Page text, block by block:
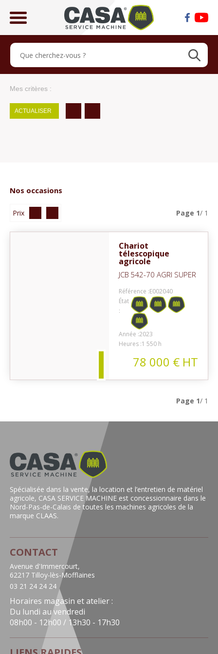
Mes critères :
ACTUALISER
Nos occasions
Prix Page 1/ 1
Chariot
télescopique
agricole
JCB 542-70 AGRI SUPER
Référence :E002040
État
:
Année :2023
Heures :1 550 h
78 000 € HT
Page 1/ 1
Spécialisée dans la vente, la location et l’entretien de matériel
agricole, CASA SERVICE MACHINE est concessionnaire dans le
Nord-Pas-de-Calais de toutes les machines agricoles de la
marque CLAAS.
CONTACT
Avenue d'Immercourt,
62217 Tilloy-lès-Mofflaines
03 21 24 24 24
Horaires magasin et atelier :
Du lundi au vendredi
08h00 - 12h00 / 13h30 - 17h30